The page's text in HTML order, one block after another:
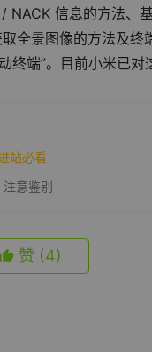
信息的方法、
全景图像的方法及
端”。目前小米已对
站必看
注意鉴别
赞 (4)